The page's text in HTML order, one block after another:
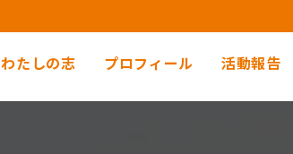
わたしの志 プロフィール 活動報告